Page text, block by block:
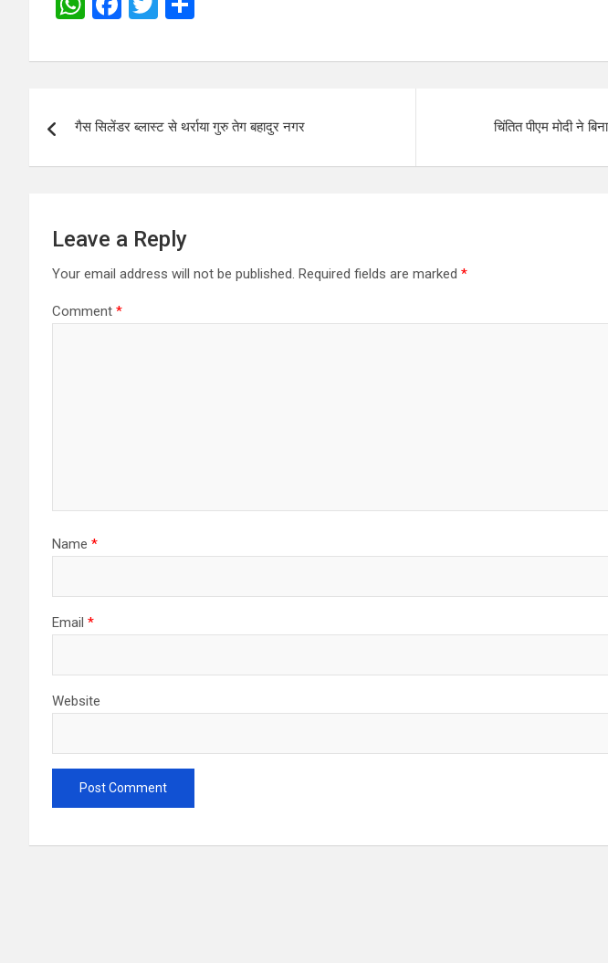
at
A
ce
o
tt ar
navigation
गैस सिलेंडर ब्लास्ट से थर्राया गुरु तेग बहादुर नगर चिंतित पीएम मोदी ने
Leave a Reply
Your email address will not be published. Required fields are marked *
Comment *
Name *
Email *
Website